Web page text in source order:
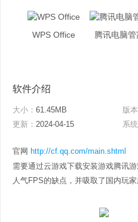
WPS Office
腾讯电脑管
软件介绍
大小： 61.45MB 版本
更新： 2024-04-15 系统
官网 http://cf.qq.com/main.shtml
需要通过云游戏下载安装游戏腾讯
人气FPS的缺点，并吸取了国内玩